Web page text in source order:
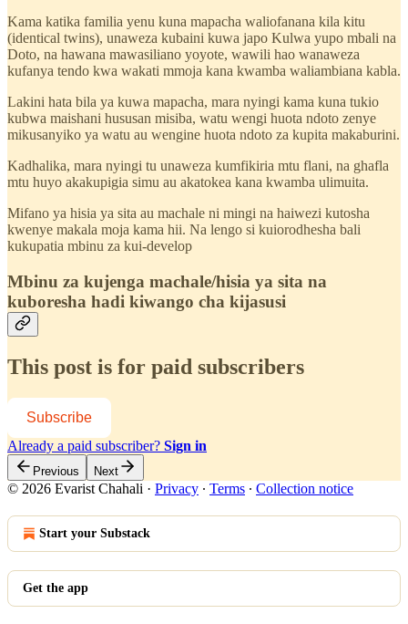
Kama katika familia yenu kuna mapacha waliofanana kila kitu
(identical twins), unaweza kubaini kuwa japo Kulwa yupo mbali na
Doto, na hawana mawasiliano yoyote, wawili hao wanaweza
kufanya tendo kwa wakati mmoja kana kwamba waliambiana kabla.
Lakini hata bila ya kuwa mapacha, mara nyingi kama kuna tukio
kubwa maishani hususan misiba, watu wengi huota ndoto zenye
mikusanyiko ya watu au wengine huota ndoto za kupita makaburini.
Kadhalika, mara nyingi tu unaweza kumfikiria mtu flani, na ghafla
mtu huyo akakupigia simu au akatokea kana kwamba ulimuita.
Mifano ya hisia ya sita au machale ni mingi na haiwezi kutosha
kwenye makala moja kama hii. Na lengo si kuiorodhesha bali
kukupatia mbinu za kui-develop
Mbinu za kujenga machale/hisia ya sita na
kuboresha hadi kiwango cha kijasusi
This post is for paid subscribers
Subscribe
Already a paid subscriber? Sign in
Previous Next
© 2026 Evarist Chahali · Privacy ∙ Terms ∙ Collection notice
Start your Substack
Get the app